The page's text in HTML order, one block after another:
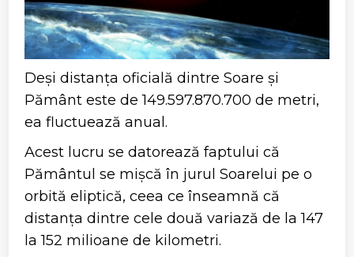
Deși distanța oficială dintre Soare și
Pământ este de 149.597.870.700 de metri,
ea fluctuează anual.
Acest lucru se datorează faptului că
Pământul se mișcă în jurul Soarelui pe o
orbită eliptică, ceea ce înseamnă că
distanța dintre cele două variază de la 147
la 152 milioane de kilometri.